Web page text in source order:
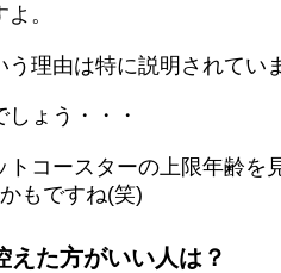
。
理由は特に説明されてい
ょう・・・
コースターの上限年齢を
もですね(笑)
えた方がいい人は？